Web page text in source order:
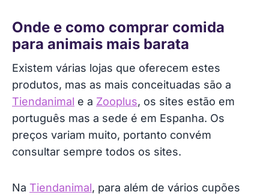
Onde e como comprar comida
para animais mais barata
Existem várias lojas que oferecem estes
produtos, mas as mais conceituadas são a
Tiendanimal e a Zooplus, os sites estão em
português mas a sede é em Espanha. Os
preços variam muito, portanto convém
consultar sempre todos os sites.
Na Tiendanimal, para além de vários cupões